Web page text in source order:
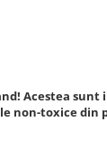
Acestea
non-toxice din